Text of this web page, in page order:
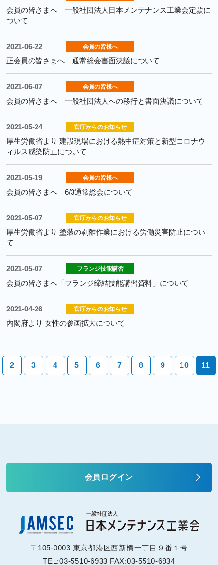
会員の皆さまへ 一般社団法人日本メンテナンス工業会定款に
ついて
2021-06-22 会員の皆様へ
正会員の皆さまへ 通常総会書面決議について
2021-06-07 会員の皆様へ
会員の皆さまへ 一般社団法人への移行と書面決議について
2021-05-24 官庁からのお知らせ
厚生労働省より 建設現場における熱中症対策と新型コロナウ
ィルス感染防止について
2021-05-19 会員の皆様へ
会員の皆さまへ 6/3通常総会について
2021-05-07 官庁からのお知らせ
厚生労働省より 塗装の剥離作業における労働災害防止につい
て
2021-05-07 フランジ技能講習
会員の皆さまへ「フランジ締結技能講習資料」について
2021-04-26 官庁からのお知らせ
内閣府より 女性の参画拡大について
2 3 4 5 6 7 8 9 10 11
会員ログイン
〒105-0003 東京都港区西新橋一丁目９番１号
TEL:03-5510-6933 FAX:03-5510-6934